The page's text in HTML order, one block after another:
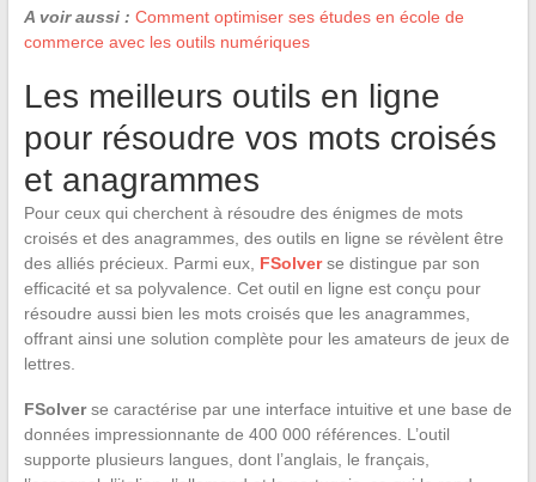
A voir aussi : Comment optimiser ses études en école de
commerce avec les outils numériques
Les meilleurs outils en ligne
pour résoudre vos mots croisés
et anagrammes
Pour ceux qui cherchent à résoudre des énigmes de mots
croisés et des anagrammes, des outils en ligne se révèlent être
des alliés précieux. Parmi eux, FSolverse distingue par son
efficacité et sa polyvalence. Cet outil en ligne est conçu pour
résoudre aussi bien les mots croisés que les anagrammes,
offrant ainsi une solution complète pour les amateurs de jeux de
lettres.
FSolverse caractérise par une interface intuitive et une base de
données impressionnante de 400 000 références. L’outil
supporte plusieurs langues, dont l’anglais, le français,